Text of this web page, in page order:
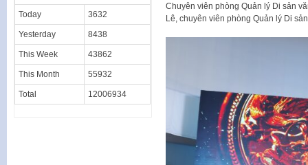
Chuyên viên phòng Quản lý Di sản
Lê, chuyên viên phòng Quản lý Di
Today 3632
Yesterday 8438
This Week 43862
This Month 55932
Total 12006934